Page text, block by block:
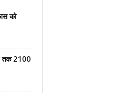
को
तक 2100